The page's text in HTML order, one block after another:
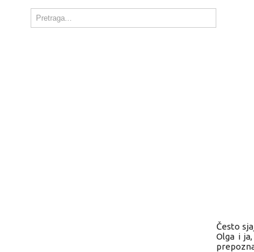
Često
Olga i